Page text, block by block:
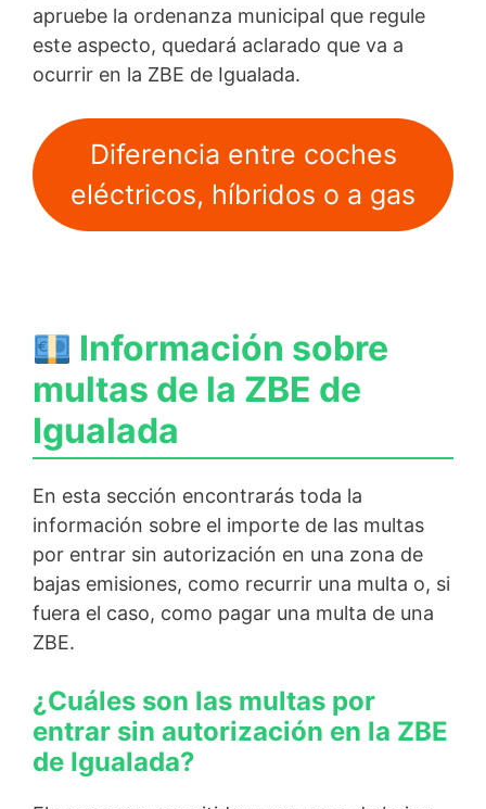
apruebe la ordenanza municipal que regule
este aspecto, quedará aclarado que va a
ocurrir en la ZBE de Igualada.
Diferencia entre coches
eléctricos, híbridos o a gas
Información sobre
multas de la ZBE de
Igualada
En esta sección encontrarás toda la
información sobre el importe de las multas
por entrar sin autorización en una zona de
bajas emisiones, como recurrir una multa o, si
fuera el caso, como pagar una multa de una
ZBE.
¿Cuáles son las multas por
entrar sin autorización en la ZBE
de Igualada?